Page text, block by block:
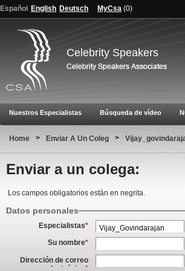
Español English Deutsch MyCsa (0)
Celebrity Speakers
Nuestros Especialistas Búsqueda de vídeo
Home > Enviar A Un Coleg >
Enviar a un colega:
Los campos obligatorios están en negrita.
Datos personales
Especialistas*
Su nombre*
Dirección de correo
electrónico *